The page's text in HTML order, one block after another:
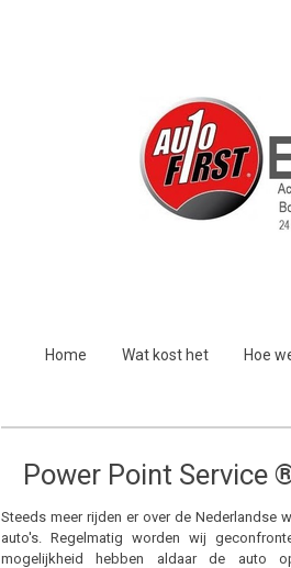
Home Wat kost het Hoe
Power Point Service
Steeds meer rijden er over de Nederlandse
auto's. Regelmatig worden wij
mogelijkheid hebben aldaar de auto